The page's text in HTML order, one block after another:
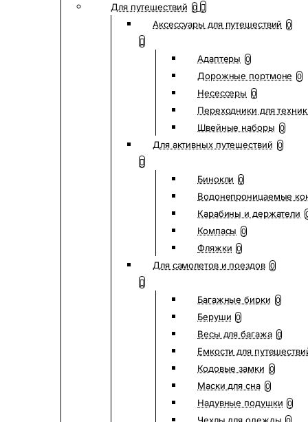
Для путешествий 0
Аксессуары для путешествий 0
Адаптеры 0
Дорожные портмоне 0
Несессеры 0
Переходники для
Швейные наборы 0
Для активных путешествий 0
Бинокли 0
Водонепроницаемые
Карабины и держатели
Компасы 0
Фляжки 0
Для самолетов и поездов 0
Багажные бирки 0
Беруши 0
Весы для багажа 0
Емкости для
Кодовые замки 0
Маски для сна 0
Надувные подушки 0